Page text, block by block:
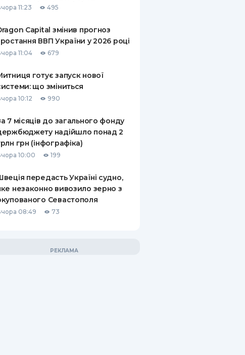
СТРАХОВІ ПОЛІСИ
ПРО СТРАХОВІ
І ОПЛАТА
11:23 495
Capital змінив прогноз
ВВП України у 2026 році
11:04 679
готує запуск нової
що зміниться
10:12 990
7 місяців до загального фонду
надійшло понад 2
грн (інфографіка)
10:00 199
передасть Україні судно,
незаконно вивозило зерно з
Севастополя
08:49 73